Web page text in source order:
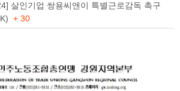
살인기업 쌍용씨앤이 특별근로감독 촉구
+ 30